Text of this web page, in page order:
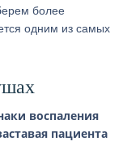
более
одним из самых
воспаления
пациента